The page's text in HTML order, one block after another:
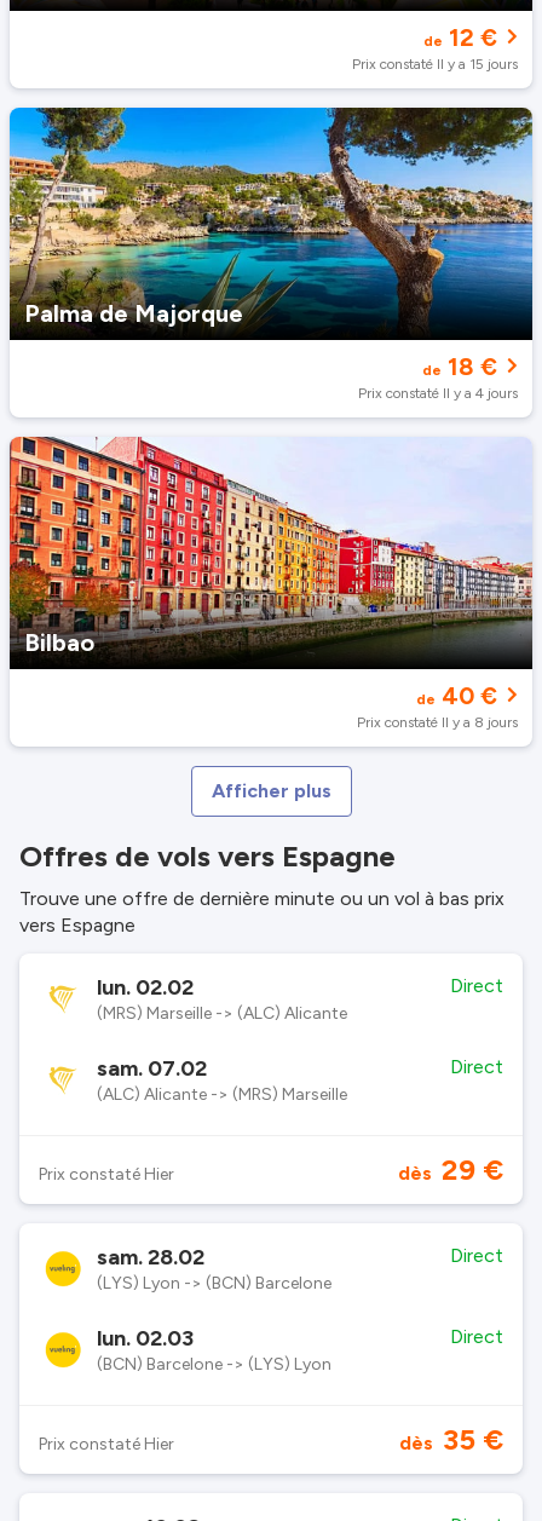
de 12 €
Prix constaté Il y a 15 jours
Palma de Majorque
de 18 €
Prix constaté Il y a 4 jours
Bilbao
de 40 €
Prix constaté Il y a 8 jours
Afficher plus
Offres de vols vers Espagne
Trouve une offre de dernière minute ou un vol à bas prix
vers Espagne
lun. 02.02
(MRS) Marseille -> (ALC) Alicante
Direct
sam. 07.02
(ALC) Alicante -> (MRS) Marseille
Direct
Prix constaté Hier dès 29 €
sam. 28.02
(LYS) Lyon -> (BCN) Barcelone
Direct
lun. 02.03
(BCN) Barcelone -> (LYS) Lyon
Direct
Prix constaté Hier dès 35 €